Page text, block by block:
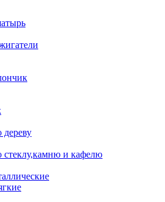
стеклу,камню и кафелю